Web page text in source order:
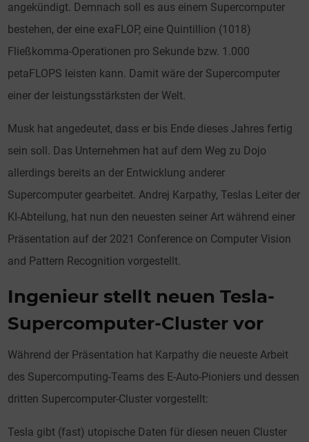
angekündigt. Demnach soll es aus einem Supercomputer
bestehen, der eine exaFLOP, eine Quintillion (1018)
Fließkomma-Operationen pro Sekunde bzw. 1.000
petaFLOPS leisten kann. Damit wäre der Supercomputer
einer der leistungsstärksten der Welt.
Musk hat angedeutet, dass er bis Ende dieses Jahres fertig
sein soll. Das Unternehmen hat auf dem Weg zu Dojo
allerdings bereits an der Entwicklung anderer
Supercomputer gearbeitet. Andrej Karpathy, Teslas Leiter der
KI-Abteilung, hat nun den neuesten seiner Art während einer
Präsentation auf der 2021 Conference on Computer Vision
and Pattern Recognition vorgestellt.
Ingenieur stellt neuen Tesla-
Supercomputer-Cluster vor
Während der Präsentation hat Karpathy die neueste Arbeit
des Supercomputing-Teams des E-Auto-Pioniers und dessen
dritten Supercomputer-Cluster vorgestellt:
Tesla gibt (fast) utopische Daten für diesen neuen Cluster